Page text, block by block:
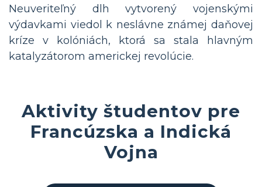
Neuveriteľný dlh vytvorený vojenskými
výdavkami viedol k neslávne známej daňovej
kríze v kolóniách, ktorá sa stala hlavným
katalyzátorom americkej revolúcie.
Aktivity študentov pre
Francúzska a Indická
Vojna